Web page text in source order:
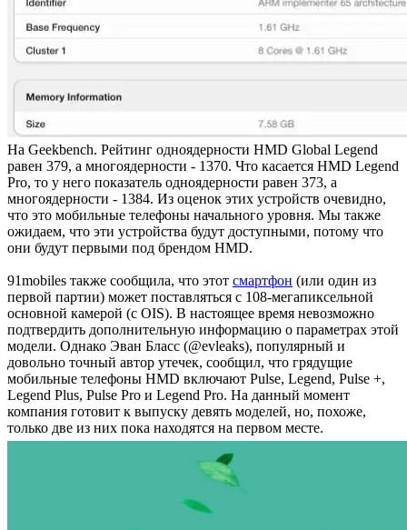
На Geekbench. Рейтинг одноядерности HMD Global Legend
равен 379, а многоядерности - 1370. Что касается HMD Legend
Pro, то у него показатель одноядерности равен 373, а
многоядерности - 1384. Из оценок этих устройств очевидно,
что это мобильные телефоны начального уровня. Мы также
ожидаем, что эти устройства будут доступными, потому что
они будут первыми под брендом HMD.
91mobiles также сообщила, что этот смартфон (или один из
первой партии) может поставляться с 108-мегапиксельной
основной камерой (с OIS). В настоящее время невозможно
подтвердить дополнительную информацию о параметрах этой
модели. Однако Эван Бласс (@evleaks), популярный и
довольно точный автор утечек, сообщил, что грядущие
мобильные телефоны HMD включают Pulse, Legend, Pulse +,
Legend Plus, Pulse Pro и Legend Pro. На данный момент
компания готовит к выпуску девять моделей, но, похоже,
только две из них пока находятся на первом месте.